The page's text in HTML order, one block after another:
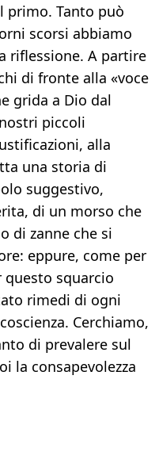
primo. Tanto può
scorsi abbiamo
riflessione. A partire
di fronte alla «voce
grida a Dio dal
piccoli
alla
una storia di
suggestivo,
di un morso che
di zanne che si
eppure, come per
squarcio
rimedi di ogni
Cerchiamo,
di prevalere sul
la consapevolezza